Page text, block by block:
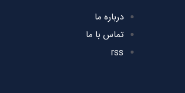
درباره ما
تماس با ما
rss